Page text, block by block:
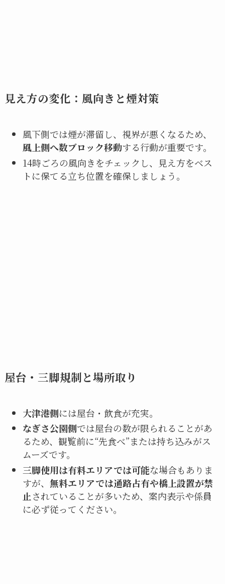
見え方の変化：風向きと煙対策
風下側では煙が滞留し、視界が悪くなるため、
風上側へ数ブロック移動する行動が重要です。
14時ごろの風向きをチェックし、見え方をベス
トに保てる立ち位置を確保しましょう。
屋台・三脚規制と場所取り
大津港側には屋台・飲食が充実。
なぎさ公園側では屋台の数が限られることがあ
るため、観覧前に“先食べ”または持ち込みがス
ムーズです。
三脚使用は有料エリアでは可能な場合もありま
すが、 無料エリアでは通路占有や橋上設置が禁
止されていることが多いため、案内表示や係員
に必ず従ってください。